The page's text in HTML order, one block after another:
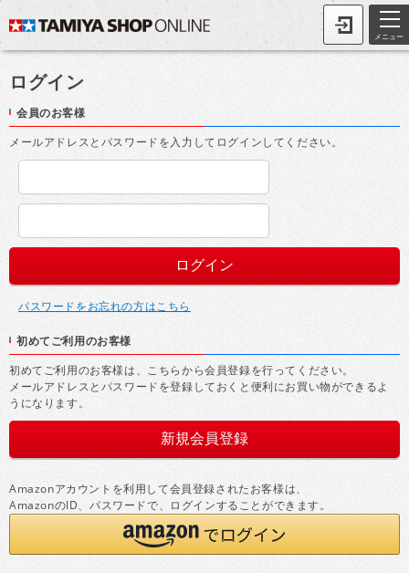
メニュー
ログイン
会員のお客様
メールアドレスとパスワードを入力してログインしてください。
パスワードをお忘れの方はこちら
初めてご利用のお客様
初めてご利用のお客様は、こちらから会員登録を行ってください。
メールアドレスとパスワードを登録しておくと便利にお買い物ができるよ
うになります。
Amazonアカウントを利用して会員登録されたお客様は、
AmazonのID、パスワードで、ログインすることができます。